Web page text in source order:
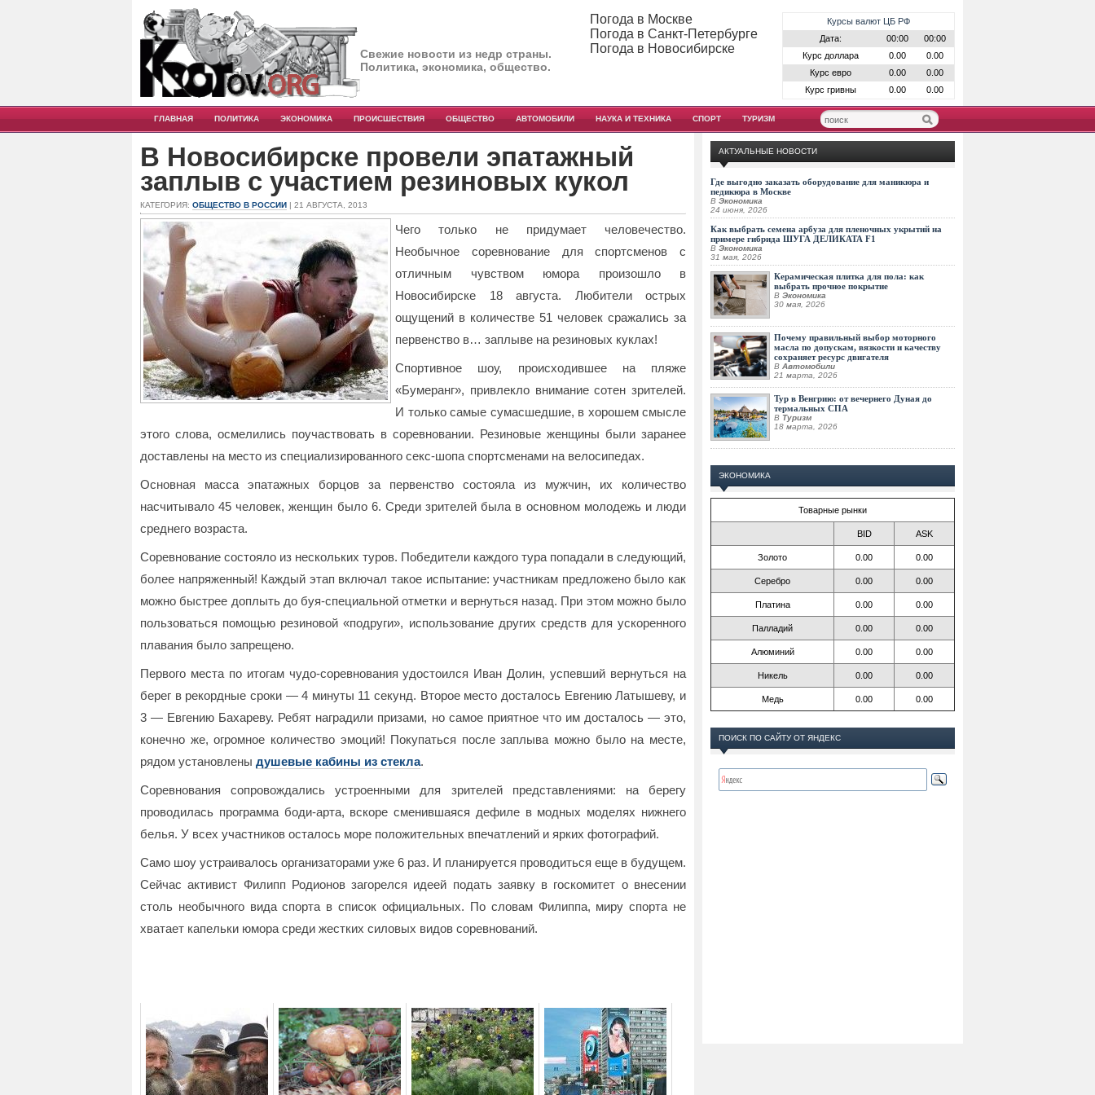
Свежие новости из недр страны.
Политика, экономика, общество.
Курсы валют ЦБ РФ
Дата:
00:00
00:00
Курс доллара
0.00
0.00
Курс евро
0.00
0.00
Курс гривны
0.00 0.00
Погода в Москве
Погода в Санкт-Петербурге
Погода в Новосибирске
ГЛАВНАЯ ПОЛИТИКА ЭКОНОМИКА ПРОИСШЕСТВИЯ ОБЩЕСТВО АВТОМОБИЛИ НАУКА И ТЕХНИКА СПОРТ ТУРИЗМ
В Новосибирске провели эпатажный
заплыв с участием резиновых кукол
КАТЕГОРИЯ: ОБЩЕСТВО В РОССИИ | 21 АВГУСТА, 2013
Чего только не придумает человечество.
Необычное соревнование для спортсменов с
отличным чувством юмора произошло в
Новосибирске 18 августа. Любители острых
ощущений в количестве 51 человек сражались за
первенство в… заплыве на резиновых куклах!
Спортивное шоу, происходившее на пляже
«Бумеранг», привлекло внимание сотен зрителей.
И только самые сумасшедшие, в хорошем смысле
этого слова, осмелились поучаствовать в соревновании. Резиновые женщины были заранее
доставлены на место из специализированного секс-шопа спортсменами на велосипедах.
Основная масса эпатажных борцов за первенство состояла из мужчин, их количество
насчитывало 45 человек, женщин было 6. Среди зрителей была в основном молодежь и люди
среднего возраста.
Соревнование состояло из нескольких туров. Победители каждого тура попадали в следующий,
более напряженный! Каждый этап включал такое испытание: участникам предложено было как
можно быстрее доплыть до буя-специальной отметки и вернуться назад. При этом можно было
пользоваться помощью резиновой «подруги», использование других средств для ускоренного
плавания было запрещено.
Первого места по итогам чудо-соревнования удостоился Иван Долин, успевший вернуться на
берег в рекордные сроки — 4 минуты 11 секунд. Второе место досталось Евгению Латышеву, и
3 — Евгению Бахареву. Ребят наградили призами, но самое приятное что им досталось — это,
конечно же, огромное количество эмоций! Покупаться после заплыва можно было на месте,
рядом установлены душевые кабины из стекла.
Соревнования сопровождались устроенными для зрителей представлениями: на берегу
проводилась программа боди-арта, вскоре сменившаяся дефиле в модных моделях нижнего
белья. У всех участников осталось море положительных впечатлений и ярких фотографий.
Само шоу устраивалось организаторами уже 6 раз. И планируется проводиться еще в будущем.
Сейчас активист Филипп Родионов загорелся идеей подать заявку в госкомитет о внесении
столь необычного вида спорта в список официальных. По словам Филиппа, миру спорта не
хватает капельки юмора среди жестких силовых видов соревнований.
АКТУАЛЬНЫЕ НОВОСТИ
Где выгодно заказать оборудование для маникюра и
педикюра в Москве
В Экономика
24 июня, 2026
Как выбрать семена арбуза для пленочных укрытий на
примере гибрида ШУГА ДЕЛИКАТА F1
В Экономика
31 мая, 2026
Керамическая плитка для пола: как
выбрать прочное покрытие
В Экономика
30 мая, 2026
Почему правильный выбор моторного
масла по допускам, вязкости и качеству
сохраняет ресурс двигателя
В Автомобили
21 марта, 2026
Тур в Венгрию: от вечернего Дуная до
термальных СПА
В Туризм
18 марта, 2026
ЭКОНОМИКА
Товарные рынки
BID ASK
Золото 0.00 0.00
Серебро 0.00 0.00
Платина 0.00 0.00
Палладий 0.00 0.00
Алюминий 0.00 0.00
Никель 0.00 0.00
Медь 0.00 0.00
ПОИСК ПО САЙТУ ОТ ЯНДЕКС